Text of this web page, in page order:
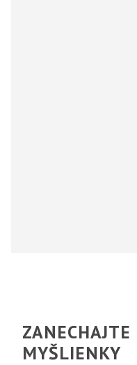
ZANECHAJTE
MYŠLIENKY